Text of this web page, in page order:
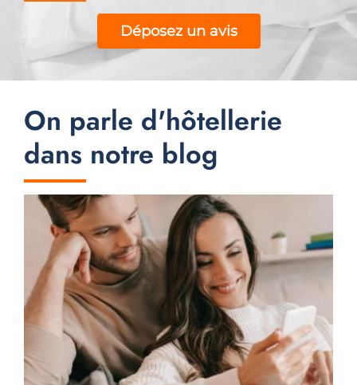
Déposez un avis
On parle d'hôtellerie
dans notre blog